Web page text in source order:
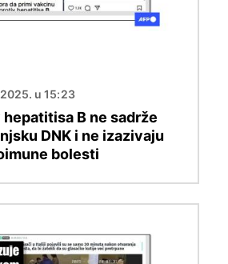
u 15:23
B ne sadrže
DNK i ne izazivaju
bolesti